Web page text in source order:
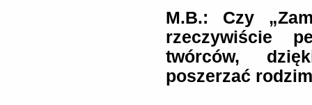
M.B.: Czy
rzeczywiście
twórców,
poszerzać